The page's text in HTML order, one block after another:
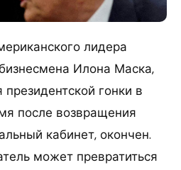
лидера
Илона Маска,
гонки в
после возвращения
кабинет, окончен.
может превратиться